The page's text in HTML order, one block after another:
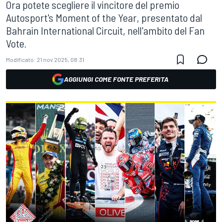
Ora potete scegliere il vincitore del premio
Autosport's Moment of the Year, presentato dal
Bahrain International Circuit, nell'ambito del Fan
Vote.
Modificato: 21 nov 2025, 08:31
AGGIUNGI COME FONTE PREFERITA